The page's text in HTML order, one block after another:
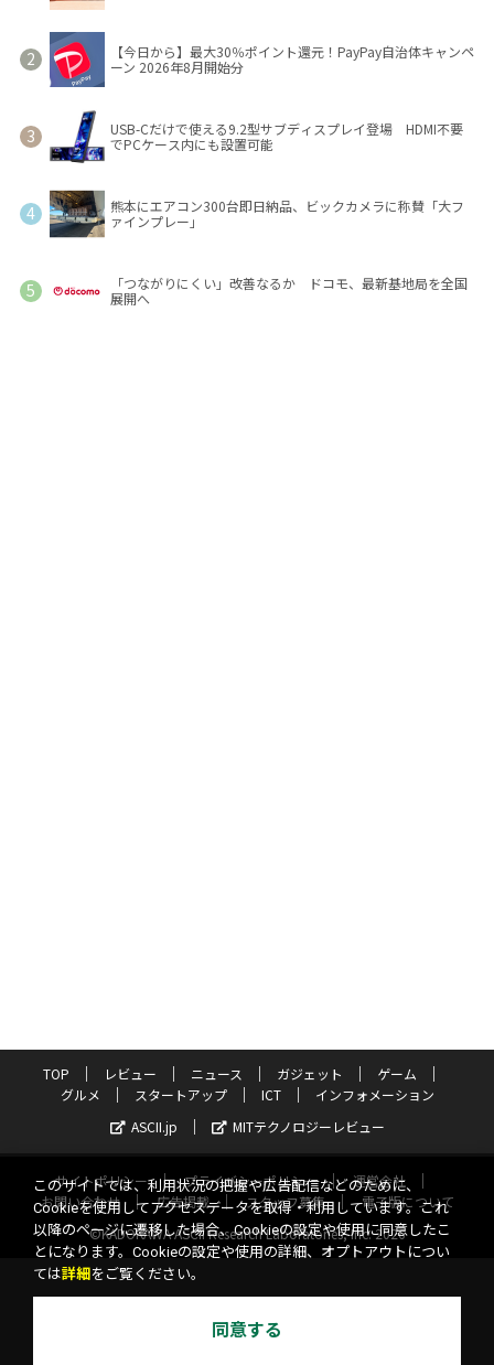
【今日から】最大30％ポイント還元！PayPay自治体キャンペ
ーン 2026年8月開始分
USB-Cだけで使える9.2型サブディスプレイ登場 HDMI不要
でPCケース内にも設置可能
熊本にエアコン300台即日納品、ビックカメラに称賛「大フ
ァインプレー」
「つながりにくい」改善なるか ドコモ、最新基地局を全国
展開へ
TOP レビュー ニュース ガジェット
ゲーム
グルメ
スタートアップ ICT
インフォメーション
ASCII.jp
MITテクノロジーレビュー
サイトポリシー プライバシーポリシー
運営会社
お問い合わせ
広告掲載 スタッフ募集
電子版について
©KADOKAWA ASCII Research Laboratories, Inc. 2026
このサイトでは、利用状況の把握や広告配信などのために、
Cookieを使用してアクセスデータを取得・利用しています。これ
以降のページに遷移した場合、Cookieの設定や使用に同意したこ
とになります。Cookieの設定や使用の詳細、オプトアウトについ
ては詳細 をご覧ください。
同意する